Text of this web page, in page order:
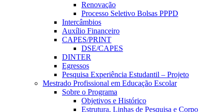
Renovação
Processo Seletivo Bolsas PPPD
Intercâmbios
Auxílio Financeiro
CAPES/PRINT
DSE/CAPES
DINTER
Egressos
Pesquisa Experiência Estudantil – Projeto
Mestrado Profissional em Educação Escolar
Sobre o Programa
Objetivos e Histórico
Estrutura, Linhas de Pesquisa e Corpo